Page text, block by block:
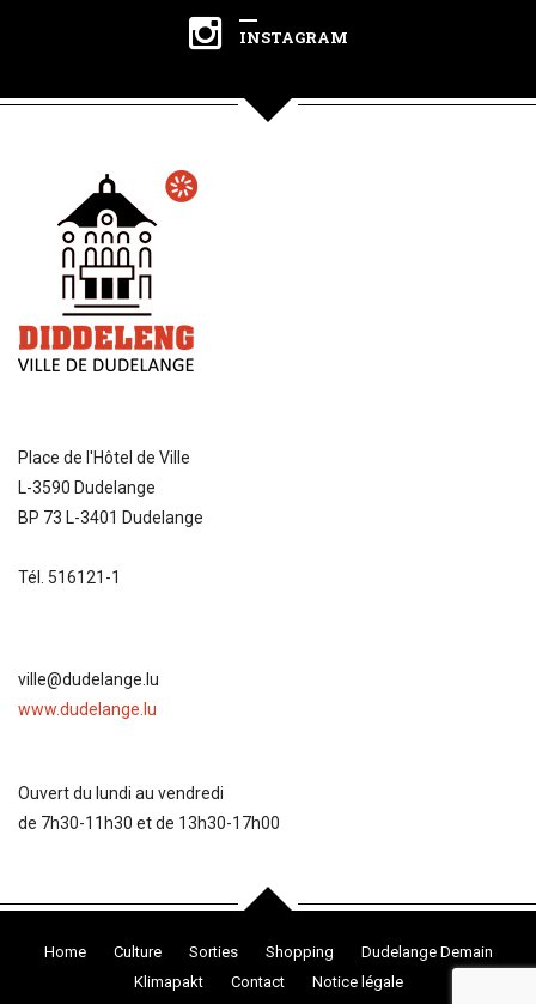
INSTAGRAM
Place de l'Hôtel de Ville
L-3590 Dudelange
BP 73 L-3401 Dudelange
Tél. 516121-1
ville@dudelange.lu
www.dudelange.lu
Ouvert du lundi au vendredi
de 7h30-11h30 et de 13h30-17h00
Home Culture Sorties Shopping
Dudelange Demain
Klimapakt
Contact Notice légale